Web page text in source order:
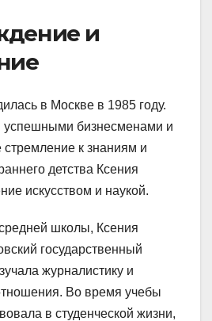
и
в Москве в 1985 году.
успешными бизнесменами и
к знаниям и
детства Ксения
искусством и наукой.
школы, Ксения
государственный
журналистику и
Во время учебы
в студенческой жизни,